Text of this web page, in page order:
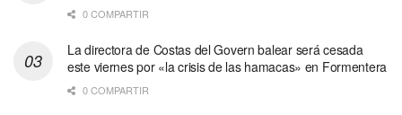
0 COMPARTIR
La directora de Costas del Govern balear será cesada
este viernes por «la crisis de las hamacas» en Formentera
0 COMPARTIR